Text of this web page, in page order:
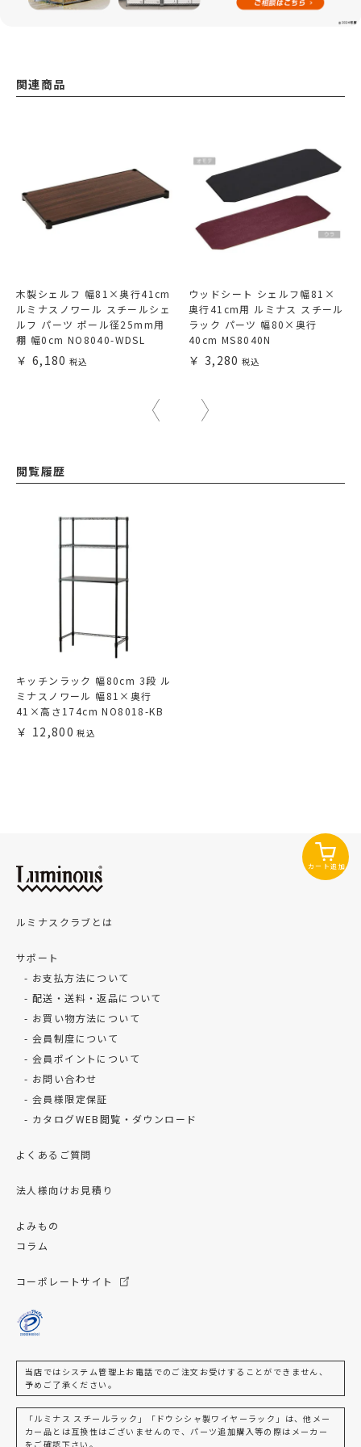
関連商品
木製シェルフ 幅81×奥行41cm
ルミナスノワール スチールシェ
ルフ パーツ ポール径25mm用
棚 幅0cm NO8040-WDSL
6,180
ウッドシート シェルフ幅81×
奥行41cm用 ルミナス スチール
ラック パーツ 幅80×奥行
40cm MS8040N
3,280
閲覧履歴
キッチンラック 幅80cm 3段 ル
ミナスノワール 幅81×奥行
41×高さ174cm NO8018-KB
12,800
カート追加
ルミナスクラブとは
サポート
お支払方法について
配送・送料・返品について
お買い物方法について
会員制度について
会員ポイントについて
お問い合わせ
会員様限定保証
カタログWEB閲覧・ダウンロード
よくあるご質問
法人様向けお見積り
よみもの
コラム
コーポレートサイト
当店ではシステム管理上お電話でのご注文お受けすることができません、
予めご了承ください。
「ルミナス スチールラック」「ドウシシャ製ワイヤーラック」は、他メー
カー品とは互換性はございませんので、パーツ追加購入等の際はメーカー
をご確認下さい。